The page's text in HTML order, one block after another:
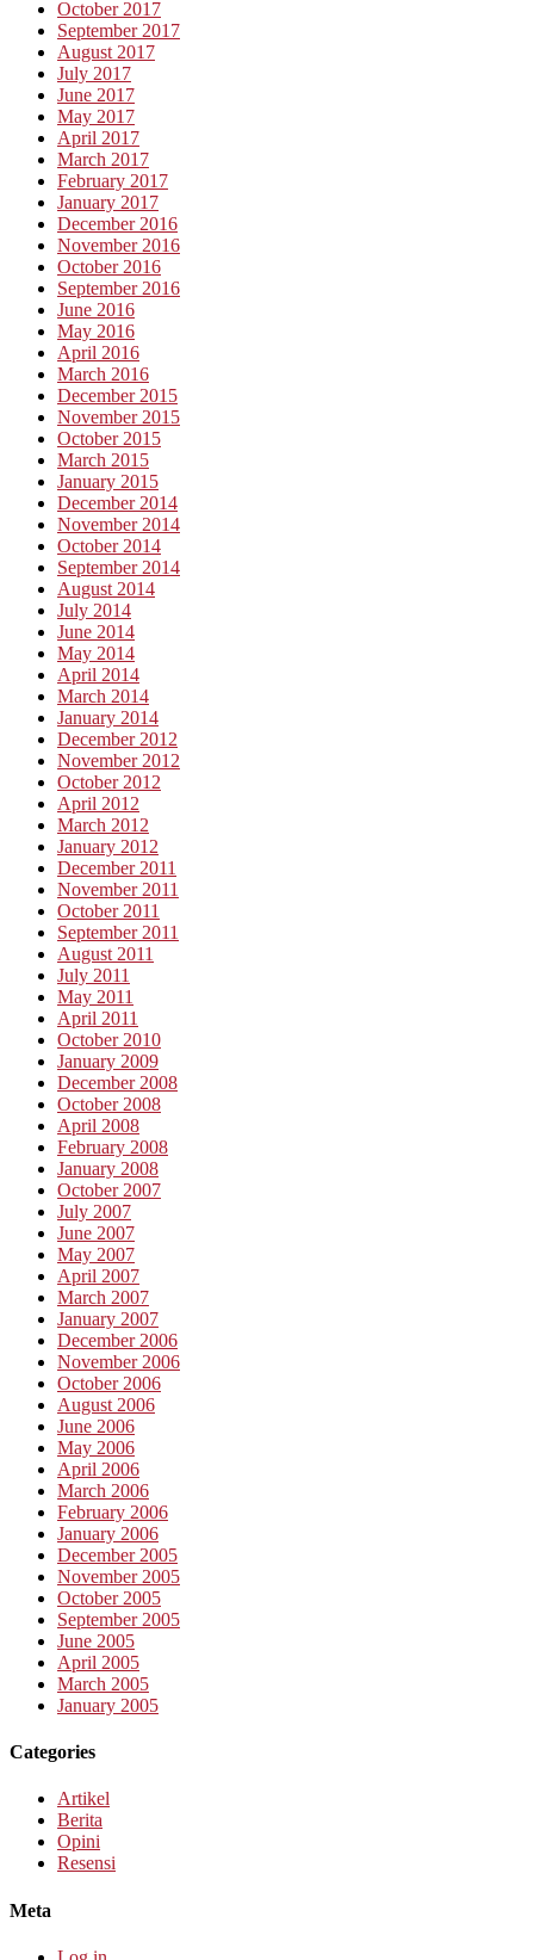
October 2017
September 2017
August 2017
July 2017
June 2017
May 2017
April 2017
March 2017
February 2017
January 2017
December 2016
November 2016
October 2016
September 2016
June 2016
May 2016
April 2016
March 2016
December 2015
November 2015
October 2015
March 2015
January 2015
December 2014
November 2014
October 2014
September 2014
August 2014
July 2014
June 2014
May 2014
April 2014
March 2014
January 2014
December 2012
November 2012
October 2012
April 2012
March 2012
January 2012
December 2011
November 2011
October 2011
September 2011
August 2011
July 2011
May 2011
April 2011
October 2010
January 2009
December 2008
October 2008
April 2008
February 2008
January 2008
October 2007
July 2007
June 2007
May 2007
April 2007
March 2007
January 2007
December 2006
November 2006
October 2006
August 2006
June 2006
May 2006
April 2006
March 2006
February 2006
January 2006
December 2005
November 2005
October 2005
September 2005
June 2005
April 2005
March 2005
January 2005
Categories
Artikel
Berita
Opini
Resensi
Meta